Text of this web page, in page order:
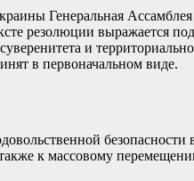
Генеральная
резолюции выражается
и
в первоначальном виде.
к массовому